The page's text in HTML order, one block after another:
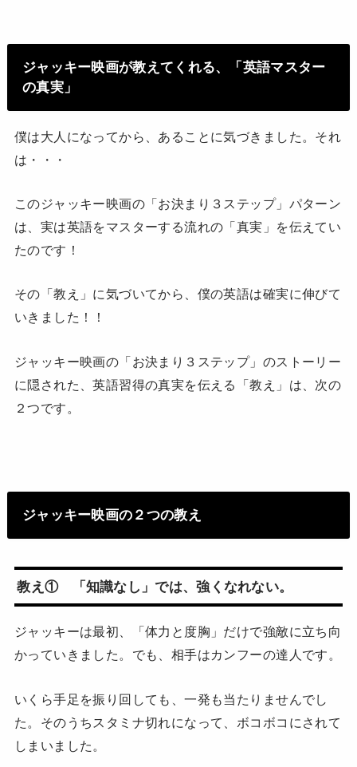
ジャッキー映画が教えてくれる、「英語マスター
の真実」
僕は大人になってから、あることに気づきました。それ
は・・・
このジャッキー映画の「お決まり３ステップ」パターン
は、実は英語をマスターする流れの「真実」を伝えてい
たのです！
その「教え」に気づいてから、僕の英語は確実に伸びて
いきました！！
ジャッキー映画の「お決まり３ステップ」のストーリー
に隠された、英語習得の真実を伝える「教え」は、次の
２つです。
ジャッキー映画の２つの教え
教え① 「知識なし」では、強くなれない。
ジャッキーは最初、「体力と度胸」だけで強敵に立ち向
かっていきました。でも、相手はカンフーの達人です。
いくら手足を振り回しても、一発も当たりませんでし
た。そのうちスタミナ切れになって、ボコボコにされて
しまいました。